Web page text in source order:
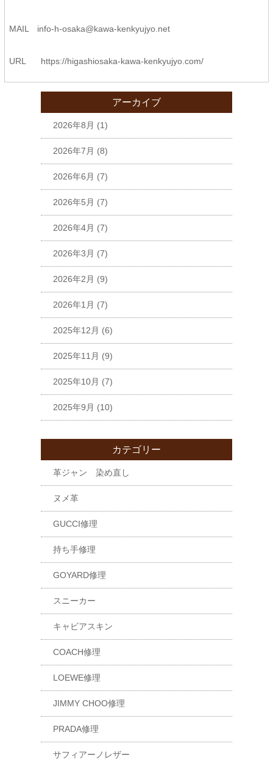
MAIL info-h-osaka@kawa-kenkyujyo.net
URL https://higashiosaka-kawa-kenkyujyo.com/
アーカイブ
2026年8月 (1)
2026年7月 (8)
2026年6月 (7)
2026年5月 (7)
2026年4月 (7)
2026年3月 (7)
2026年2月 (9)
2026年1月 (7)
2025年12月 (6)
2025年11月 (9)
2025年10月 (7)
2025年9月 (10)
カテゴリー
革ジャン 染め直し
ヌメ革
GUCCI修理
持ち手修理
GOYARD修理
スニーカー
キャビアスキン
COACH修理
LOEWE修理
JIMMY CHOO修理
PRADA修理
サフィアーノレザー